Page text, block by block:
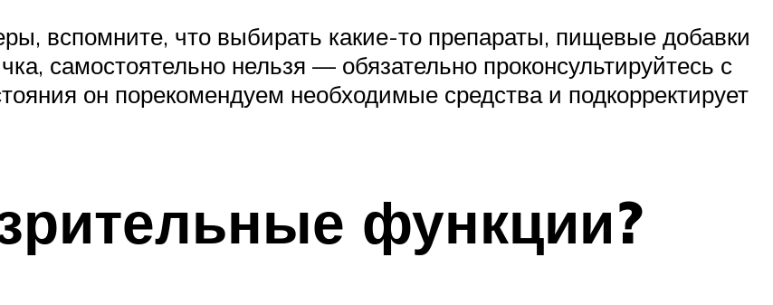
вспомните, что выбирать какие-то препараты, пищевые добавки
самостоятельно нельзя — обязательно проконсультируйтесь с
он порекомендуем необходимые средства и подкорректирует
функции?